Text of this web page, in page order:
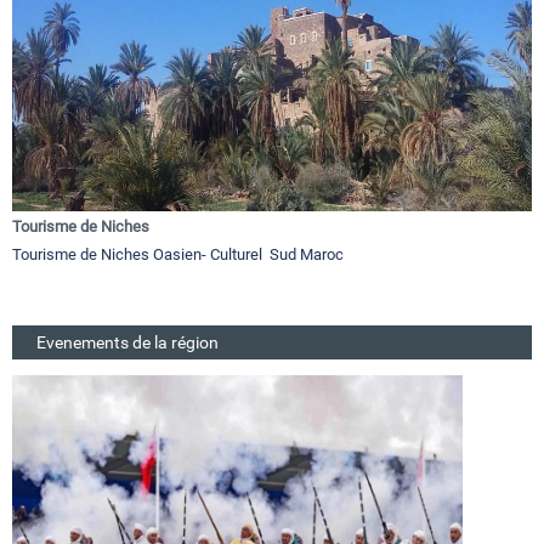
Tourisme de Niches
Tourisme de Niches Oasien- Culturel Sud Maroc
Evenements de la région